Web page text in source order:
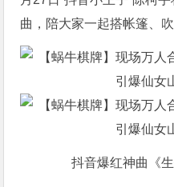
曲，陪大家一起搭帐篷、
抖音爆红神曲《生